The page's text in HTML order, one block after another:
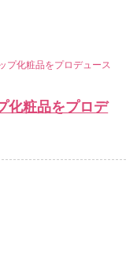
プ化粧品をプロデュース
化粧品をプロデ